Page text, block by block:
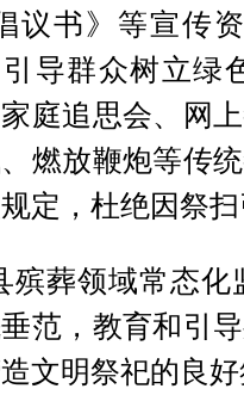
议书》等宣传
引导群众树立绿
庭追思会、网
燃放鞭炮等传
定，杜绝因祭
殡葬领域常态化
范，教育和引
造文明祭祀的良